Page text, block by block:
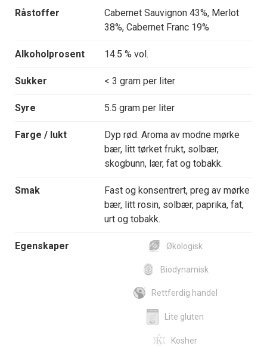
Råstoffer
Cabernet Sauvignon 43%, Merlot
38%, Cabernet Franc 19%
Alkoholprosent 14.5 % vol.
Sukker < 3 gram per liter
Syre 5.5 gram per liter
Farge / lukt
Dyp rød. Aroma av modne mørke
bær, litt tørket frukt, solbær,
skogbunn, lær, fat og tobakk.
Smak
Fast og konsentrert, preg av mørke
bær, litt rosin, solbær, paprika, fat,
urt og tobakk.
Egenskaper Økologisk
Biodynamisk
Rettferdig handel
Lite gluten
Kosher